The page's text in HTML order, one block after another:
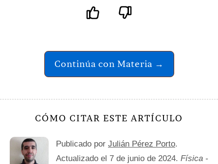
Continúa con Materia →
CÓMO CITAR ESTE ARTÍCULO
Publicado por Julián Pérez Porto.
Actualizado el 7 de junio de 2024. Física -